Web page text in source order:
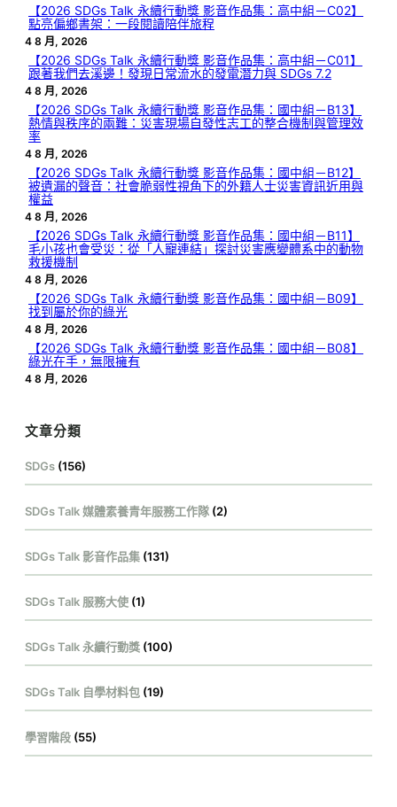
【2026 SDGs Talk 永續行動獎 影音作品集：高中組－C02】
點亮偏鄉書架：一段閱讀陪伴旅程
4 8 月, 2026
【2026 SDGs Talk 永續行動獎 影音作品集：高中組－C01】
跟著我們去溪邊！發現日常流水的發電潛力與 SDGs 7.2
4 8 月, 2026
【2026 SDGs Talk 永續行動獎 影音作品集：國中組－B13】
熱情與秩序的兩難：災害現場自發性志工的整合機制與管理效
率
4 8 月, 2026
【2026 SDGs Talk 永續行動獎 影音作品集：國中組－B12】
被遺漏的聲音：社會脆弱性視角下的外籍人士災害資訊近用與
權益
4 8 月, 2026
【2026 SDGs Talk 永續行動獎 影音作品集：國中組－B11】
毛小孩也會受災：從「人寵連結」探討災害應變體系中的動物
救援機制
4 8 月, 2026
【2026 SDGs Talk 永續行動獎 影音作品集：國中組－B09】
找到屬於你的綠光
4 8 月, 2026
【2026 SDGs Talk 永續行動獎 影音作品集：國中組－B08】
綠光在手，無限擁有
4 8 月, 2026
文章分類
SDGs (156)
SDGs Talk 媒體素養青年服務工作隊 (2)
SDGs Talk 影音作品集 (131)
SDGs Talk 服務大使 (1)
SDGs Talk 永續行動獎 (100)
SDGs Talk 自學材料包 (19)
學習階段 (55)